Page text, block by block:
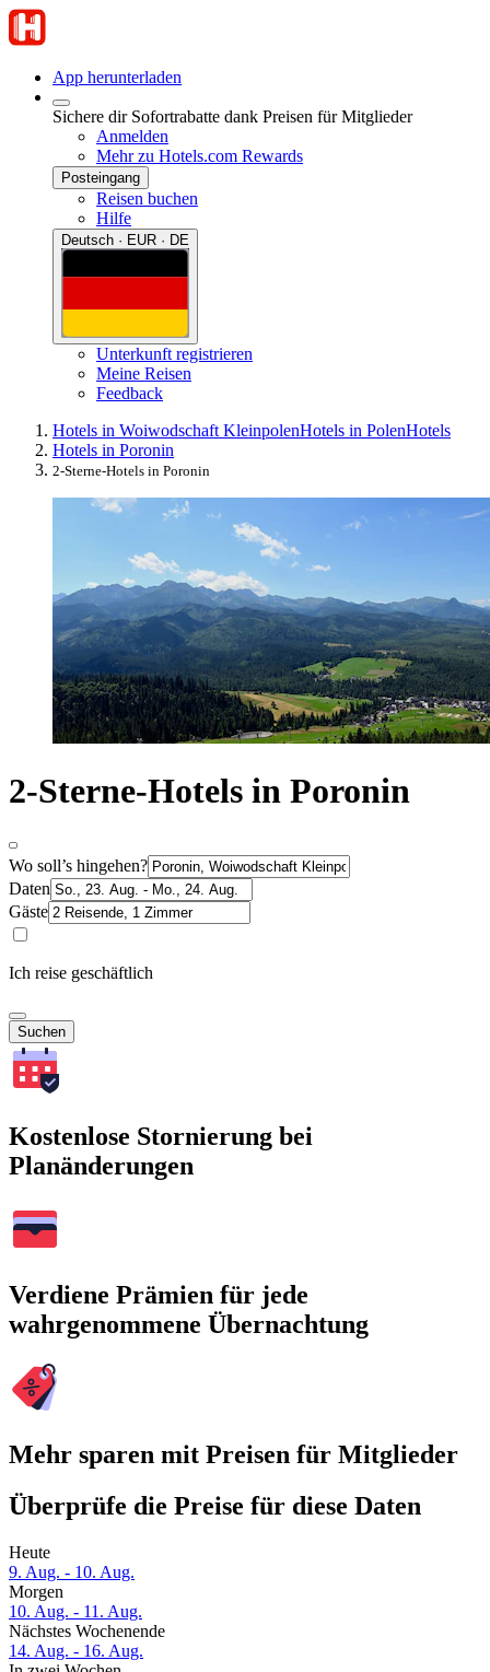
App herunterladen
Sichere dir Sofortrabatte dank Preisen für Mitglieder
Anmelden
Mehr zu Hotels.com Rewards
Posteingang
Reisen buchen
Hilfe
Deutsch · EUR · DE
Unterkunft registrieren
Meine Reisen
Feedback
Hotels in Woiwodschaft KleinpolenHotels in PolenHotels
Hotels in Poronin
2-Sterne-Hotels in Poronin
2-Sterne-Hotels in Poronin
Wo soll’s hingehen?
Daten
Gäste
Ich reise geschäftlich
Suchen
Kostenlose Stornierung bei
Planänderungen
Verdiene Prämien für jede
wahrgenommene Übernachtung
Mehr sparen mit Preisen für Mitglieder
Überprüfe die Preise für diese Daten
Heute
9. Aug. - 10. Aug.
Morgen
10. Aug. - 11. Aug.
Nächstes Wochenende
14. Aug. - 16. Aug.